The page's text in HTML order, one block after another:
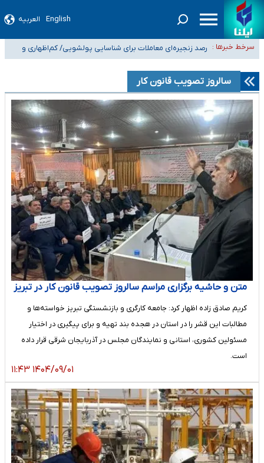
English العربیه
سرخط خبرها :
شیب آسیب‌های اجتماعی در کشور افزایشی است
رصد زنجیره‌ای معاملات برای شناسایی پولشویی/ کم‌اظهاری و
بیش‌اظهاری زیر ذره‌بین مالیاتی
«حسین آقایاری» تراستی ابربدهکار کیست؟/ غارت پول نفت کشور با پاسپورت
ایرانی- افغانستانی
آسیب‌های جنگ، صدور گواهینامه موتورسواری زنان را به تأخیر انداخت
درخواست جلسه نمایندگان با رئیس‌جمهور برای تصمیم‌گیری درباره حذف
شرکت‌های پیمانکاری/ مصوبه دولت انتظار مجلس و نیروهای شرکتی را تأمین
نکرد
سالروز تصویب قانون کار
متن و حاشیه برگزاری مراسم سالروز تصویب قانون کار در تبریز
کریم صادق زاده اظهار کرد: جامعه کارگری و بازنشستگی تبریز خواسته‌ها و
مطالبات این قشر را در استان در هجده بند تهیه و برای پیگیری در اختیار
مسئولین کشوری، استانی و نمایندگان مجلس در آذربایجان شرقی قرار داده
است.
۱۴۰۴/۰۹/۰۱ ۱۱:۴۳